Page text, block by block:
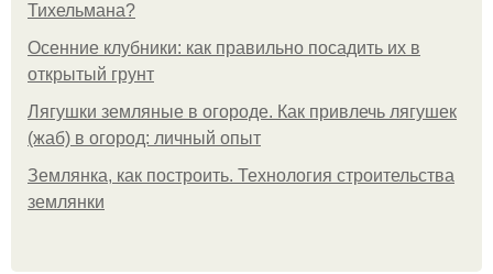
Тихельмана?
Осенние клубники: как правильно посадить их в
открытый грунт
Лягушки земляные в огороде. Как привлечь лягушек
(жаб) в огород: личный опыт
Землянка, как построить. Технология строительства
землянки